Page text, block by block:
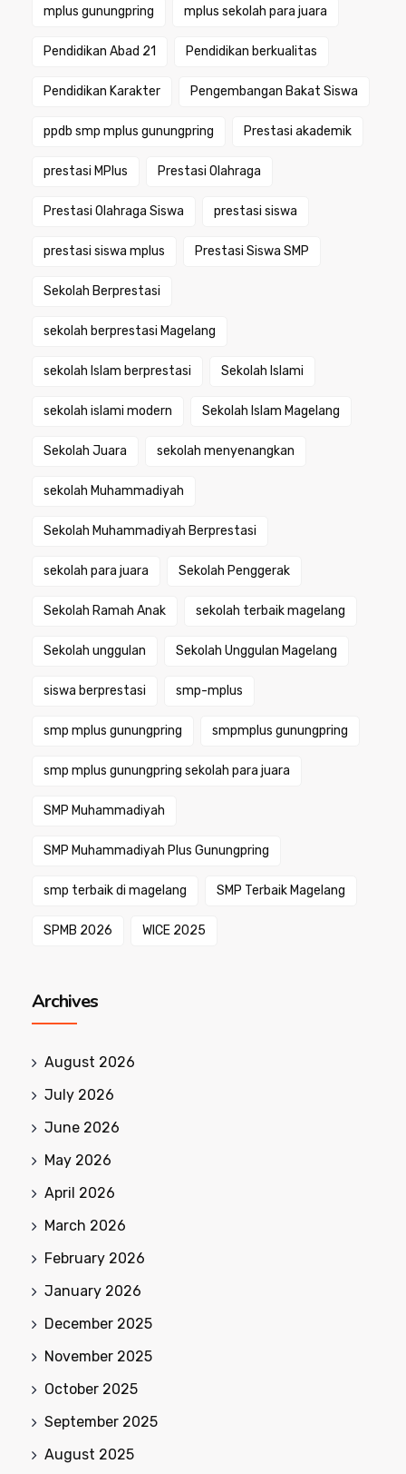
mplus gunungpring mplus sekolah para juara
Pendidikan Abad 21 Pendidikan berkualitas
Pendidikan Karakter Pengembangan Bakat Siswa
ppdb smp mplus gunungpring Prestasi akademik
prestasi MPlus Prestasi Olahraga
Prestasi Olahraga Siswa prestasi siswa
prestasi siswa mplus Prestasi Siswa SMP
Sekolah Berprestasi
sekolah berprestasi Magelang
sekolah Islam berprestasi Sekolah Islami
sekolah islami modern Sekolah Islam Magelang
Sekolah Juara sekolah menyenangkan
sekolah Muhammadiyah
Sekolah Muhammadiyah Berprestasi
sekolah para juara Sekolah Penggerak
Sekolah Ramah Anak sekolah terbaik magelang
Sekolah unggulan Sekolah Unggulan Magelang
siswa berprestasi smp-mplus
smp mplus gunungpring smpmplus gunungpring
smp mplus gunungpring sekolah para juara
SMP Muhammadiyah
SMP Muhammadiyah Plus Gunungpring
smp terbaik di magelang SMP Terbaik Magelang
SPMB 2026 WICE 2025
Archives
August 2026
July 2026
June 2026
May 2026
April 2026
March 2026
February 2026
January 2026
December 2025
November 2025
October 2025
September 2025
August 2025